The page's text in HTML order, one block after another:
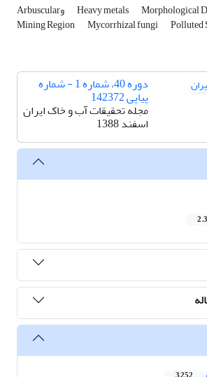
Heavy metals Morphological
Mining Region Mycorrhizal fungi Polluted
دوره 40، شماره 1 - شماره
پیاپی 142372
مجله تحقیقات آب و خاک ایران
اسفند 1388